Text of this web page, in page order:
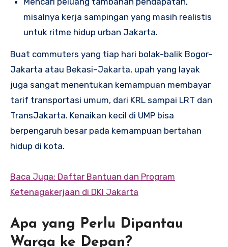
misalnya kerja sampingan yang masih realistis
untuk ritme hidup urban Jakarta.
Buat commuters yang tiap hari bolak-balik Bogor–
Jakarta atau Bekasi–Jakarta, upah yang layak
juga sangat menentukan kemampuan membayar
tarif transportasi umum, dari KRL sampai LRT dan
TransJakarta. Kenaikan kecil di UMP bisa
berpengaruh besar pada kemampuan bertahan
hidup di kota.
Baca Juga: Daftar Bantuan dan Program
Ketenagakerjaan di DKI Jakarta
Apa yang Perlu Dipantau
Warga ke Depan?